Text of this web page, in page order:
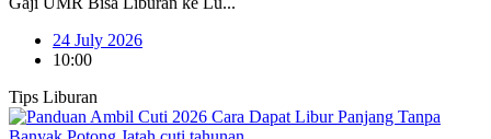
24 July 2026
10:00
Tips Liburan